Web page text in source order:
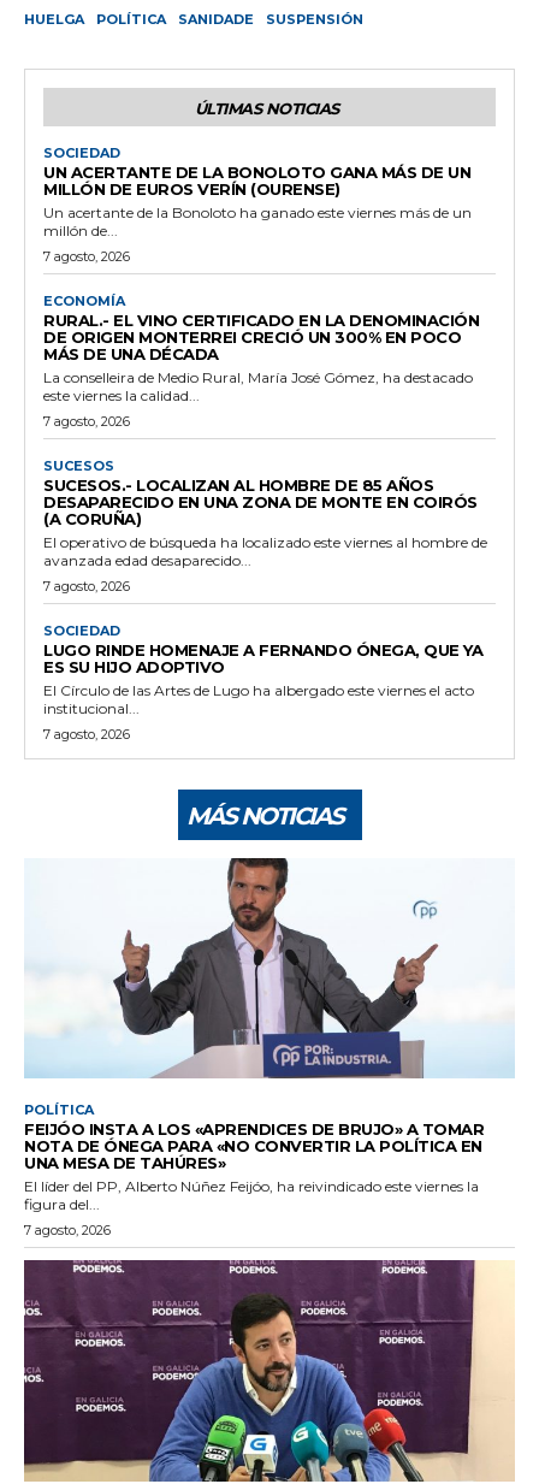
HUELGA POLÍTICA SANIDADE SUSPENSIÓN
ÚLTIMAS NOTICIAS
SOCIEDAD
UN ACERTANTE DE LA BONOLOTO GANA MÁS DE UN
MILLÓN DE EUROS VERÍN (OURENSE)
Un acertante de la Bonoloto ha ganado este viernes más de un
millón de...
7 agosto, 2026
ECONOMÍA
RURAL.- EL VINO CERTIFICADO EN LA DENOMINACIÓN
DE ORIGEN MONTERREI CRECIÓ UN 300% EN POCO
MÁS DE UNA DÉCADA
La conselleira de Medio Rural, María José Gómez, ha destacado
este viernes la calidad...
7 agosto, 2026
SUCESOS
SUCESOS.- LOCALIZAN AL HOMBRE DE 85 AÑOS
DESAPARECIDO EN UNA ZONA DE MONTE EN COIRÓS
(A CORUÑA)
El operativo de búsqueda ha localizado este viernes al hombre de
avanzada edad desaparecido...
7 agosto, 2026
SOCIEDAD
LUGO RINDE HOMENAJE A FERNANDO ÓNEGA, QUE YA
ES SU HIJO ADOPTIVO
El Círculo de las Artes de Lugo ha albergado este viernes el acto
institucional...
7 agosto, 2026
MÁS NOTICIAS
POLÍTICA
FEIJÓO INSTA A LOS «APRENDICES DE BRUJO» A TOMAR
NOTA DE ÓNEGA PARA «NO CONVERTIR LA POLÍTICA EN
UNA MESA DE TAHÚRES»
El líder del PP, Alberto Núñez Feijóo, ha reivindicado este viernes la
figura del...
7 agosto, 2026